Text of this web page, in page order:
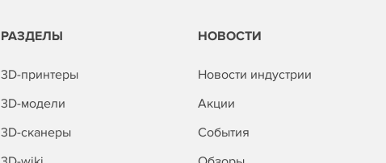
РАЗДЕЛЫ
3D-принтеры
3D-модели
3D-сканеры
НОВОСТИ
Новости индустрии
Акции
События